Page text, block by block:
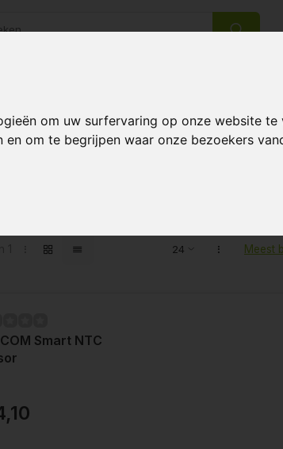
om uw surfervaring op onze website
om te begrijpen waar onze bezoekers
Beste klantenservice
met SMSCOM
Meest
Smart NTC